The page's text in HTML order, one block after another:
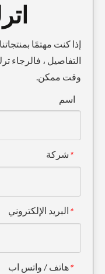
إذا كنت مهتمًا
التفاصيل ، فالرجاء
وقت ممكن.
اسم
* شركة
* البريد الإلكتروني
*هاتف / واتس اب